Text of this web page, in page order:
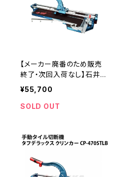
【メーカー廃番のため販売
終了・次回入荷なし】石井超
硬工具製作所 タフデラック
スクリンカー 手動タイル切
断機 CP-630STLB 切巾6
¥55,700
SOLD OUT